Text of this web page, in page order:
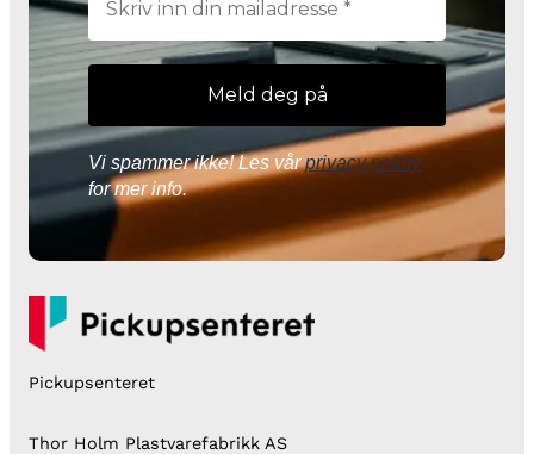
Vi spammer ikke! Les vårprivacy policy
for mer info.
Pickupsenteret
Thor Holm Plastvarefabrikk AS